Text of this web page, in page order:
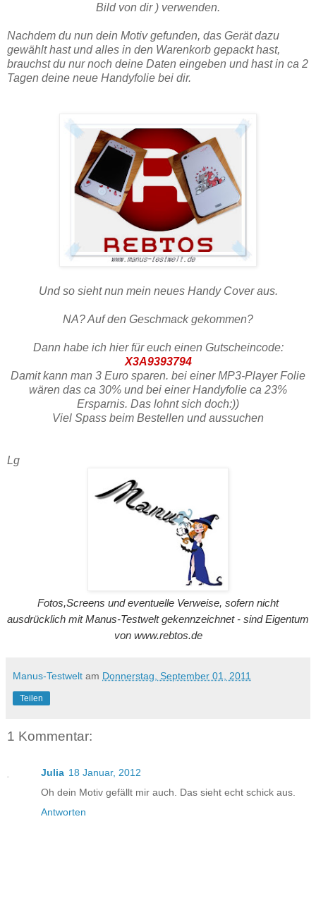
Bild von dir ) verwenden.
Nachdem du nun dein Motiv gefunden, das Gerät dazu
gewählt hast und alles in den Warenkorb gepackt hast,
brauchst du nur noch deine Daten eingeben und hast in ca 2
Tagen deine neue Handyfolie bei dir.
Und so sieht nun mein neues Handy Cover aus.
NA? Auf den Geschmack gekommen?
Dann habe ich hier für euch einen Gutscheincode:
X3A9393794
Damit kann man 3 Euro sparen. bei einer MP3-Player Folie
wären das ca 30% und bei einer Handyfolie ca 23%
Ersparnis. Das lohnt sich doch:))
Viel Spass beim Bestellen und aussuchen
Lg
Fotos,Screens und eventuelle Verweise, sofern nicht
ausdrücklich mit Manus-Testwelt gekennzeichnet - sind Eigentum
von www.rebtos.de
Manus-Testwelt am Donnerstag, September 01, 2011
Teilen
1 Kommentar:
Julia 18 Januar, 2012
Oh dein Motiv gefällt mir auch. Das sieht echt schick aus.
Antworten